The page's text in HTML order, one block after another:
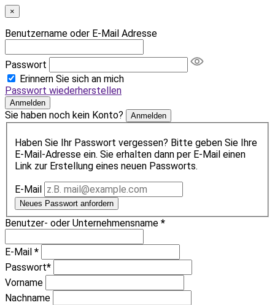
×
Benutzername oder E-Mail Adresse
Passwort
Erinnern Sie sich an mich
Passwort wiederherstellen
Anmelden
Sie haben noch kein Konto? Anmelden
Haben Sie Ihr Passwort vergessen? Bitte geben Sie Ihre
E-Mail-Adresse ein. Sie erhalten dann per E-Mail einen
Link zur Erstellung eines neuen Passworts.
E-Mail
Neues Passwort anfordern
Benutzer- oder Unternehmensname *
E-Mail *
Passwort*
Vorname
Nachname